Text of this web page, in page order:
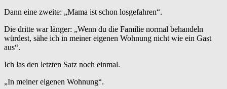
Dann eine zweite: „Mama ist schon losgefahren“.
Die dritte war länger: „Wenn du die Familie normal behandeln
würdest, sähe ich in meiner eigenen Wohnung nicht wie ein Gast
aus“.
Ich las den letzten Satz noch einmal.
„In meiner eigenen Wohnung“.